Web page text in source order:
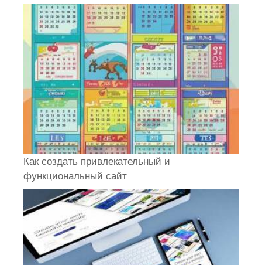
Как создать привлекательный и
функциональный сайт